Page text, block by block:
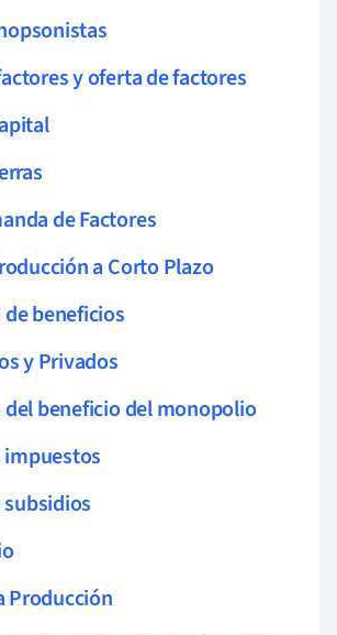
y oferta de factores
de Factores
a Corto Plazo
beneficios
y Privados
beneficio del monopolio
impuestos
subsidios
Producción